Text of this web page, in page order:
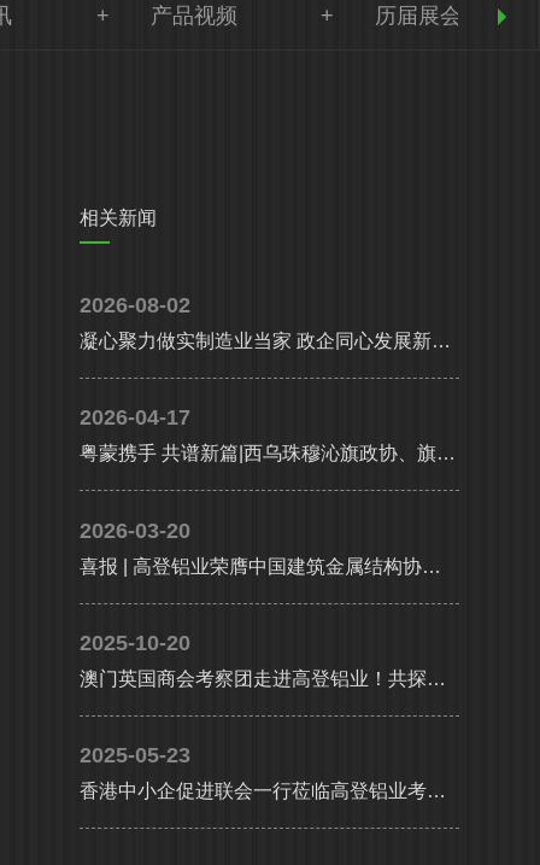
产品视频 历届展会
相关新闻
2026-08-02
凝心聚力做实制造业当家 政企同心发展新质生产力|省、市多部门联合调研组莅临高登铝业调研指导
2026-04-17
粤蒙携手 共谱新篇|西乌珠穆沁旗政协、旗委统战部携工商联及企业代表考察团莅临高登铝业共谋高质量发展
2026-03-20
喜报 | 高登铝业荣膺中国建筑金属结构协会铝门窗幕墙分会副会长单位，执行总裁李婧受聘副会长
2025-10-20
澳门英国商会考察团走进高登铝业！共探大湾区产业协同新机遇
2025-05-23
香港中小企促进联会一行莅临高登铝业考察交流，共探合作发展新机遇及产业升级新路径